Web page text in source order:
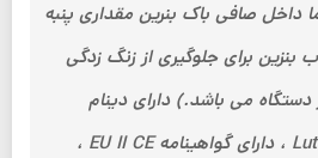
داخل صافی باک بنرین مقداری پنبه
برای جلوگیری از زنگ زدگی
دستگاه می باشد.) دارای دینام
کیفیت بالا با موتور Lutian ، دارای گواهینامه EU II CE ،